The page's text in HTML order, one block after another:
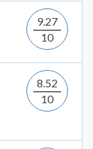
9.27
10
8.52
10